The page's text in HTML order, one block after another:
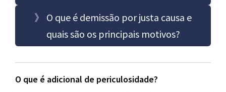
》 O que é demissão por justa causa e
quais são os principais motivos?
O que é adicional de periculosidade?